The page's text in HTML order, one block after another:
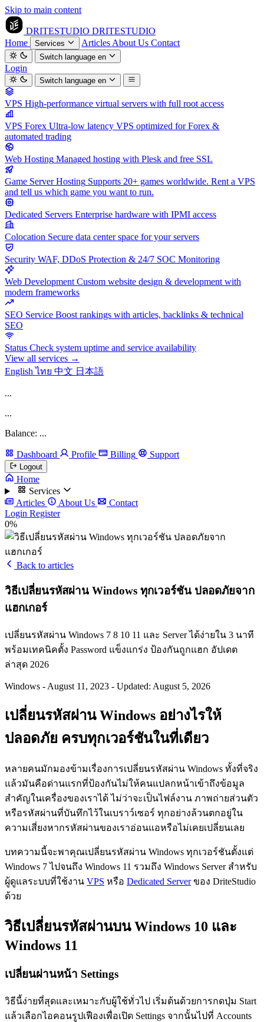
Skip to main content
DRITESTUDIO DRITESTUDIO
Home
Services Articles About Us Contact
Switch languageen
Login
Switch languageen
VPS High-performance virtual servers with full root access
VPS Forex Ultra-low latency VPS optimized for Forex &
automated trading
Web Hosting Managed hosting with Plesk and free SSL
Game Server Hosting Supports 20+ games worldwide. Rent a VPS
and tell us which game you want to run.
Dedicated Servers Enterprise hardware with IPMI access
Colocation Secure data center space for your servers
Security WAF, DDoS Protection & 24/7 SOC Monitoring
Web Development Custom website design & development with
modern frameworks
SEO Service Boost rankings with articles, backlinks & technical
SEO
Status Check system uptime and service availability
View all services →
Englishไทย 中文 日本語
...
...
Balance: ...
Dashboard Profile Billing Support
Logout
Home
Services
Articles
About Us
Contact
Login Register
0%
Back to articles
วิธีเปลี่ยนรหัสผ่าน Windows ทุกเวอร์ชัน ปลอดภัยจาก
แฮกเกอร์
เปลี่ยนรหัสผ่าน Windows 7 8 10 11 และ Server ได้ง่ายใน 3 นาที
พร้อมเทคนิคตั้ง Password แข็งแกร่ง ป้องกันถูกแฮก อัปเดต
ล่าสุด 2026
Windows - August 11, 2023 - Updated: August 5, 2026
เปลี่ยนรหัสผ่าน Windows อย่างไรให้
ปลอดภัย ครบทุกเวอร์ชันในที่เดียว
หลายคนมักมองข้ามเรื่องการเปลี่ยนรหัสผ่าน Windows ทั้งที่จริง
แล้วมันคือด่านแรกที่ป้องกันไม่ให้คนแปลกหน้าเข้าถึงข้อมูล
สำคัญในเครื่องของเราได้ ไม่ว่าจะเป็นไฟล์งาน ภาพถ่ายส่วนตัว
หรือรหัสผ่านที่บันทึกไว้ในเบราว์เซอร์ ทุกอย่างล้วนตกอยู่ใน
ความเสี่ยงหากรหัสผ่านของเราอ่อนแอหรือไม่เคยเปลี่ยนเลย
บทความนี้จะพาคุณเปลี่ยนรหัสผ่าน Windows ทุกเวอร์ชันตั้งแต่
Windows 7 ไปจนถึง Windows 11 รวมถึง Windows Server สำหรับ
ผู้ดูแลระบบที่ใช้งาน VPS หรือ Dedicated Serverของ DriteStudio
ด้วย
วิธีเปลี่ยนรหัสผ่านบน Windows 10 และ
Windows 11
เปลี่ยนผ่านหน้า Settings
วิธีนี้ง่ายที่สุดและเหมาะกับผู้ใช้ทั่วไป เริ่มต้นด้วยการกดปุ่ม Start
แล้วเลือกไอคอนรูปเฟืองเพื่อเปิด Settings จากนั้นไปที่ Accounts